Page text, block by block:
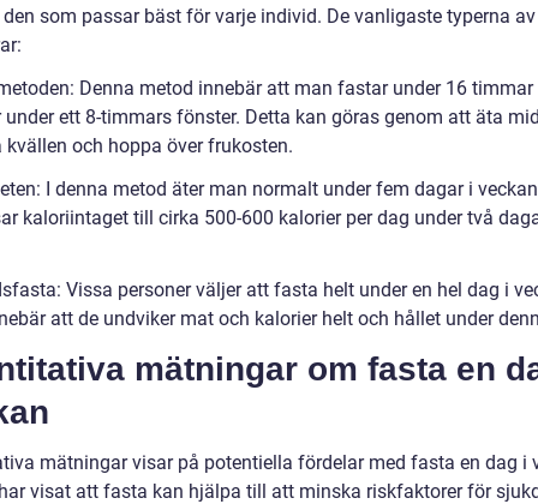
som passar bäst för varje individ. De vanligaste typerna
Denna metod innebär att man fastar under 16 timmar
under ett 8-timmars fönster. Detta kan göras genom att äta
kvällen och hoppa över frukosten.
I denna metod äter man normalt under fem dagar i
kaloriintaget till cirka 500-600 kalorier per dag under två
Vissa personer väljer att fasta helt under en hel dag i
att de undviker mat och kalorier helt och hållet under
mätningar om fasta en
mätningar visar på potentiella fördelar med fasta en dag i
visat att fasta kan hjälpa till att minska riskfaktorer för